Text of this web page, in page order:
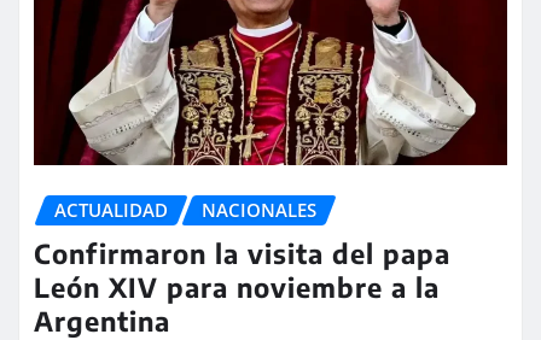
ACTUALIDAD NACIONALES
Confirmaron la visita del papa
León XIV para noviembre a la
Argentina